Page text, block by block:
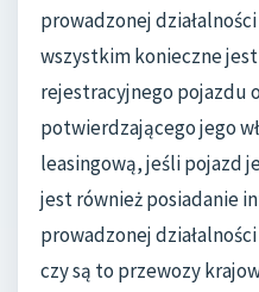
prowadzonej
wszystkim konieczne
rejestracyjnego pojazdu
potwierdzającego jego
leasingową, jeśli pojazd
jest również posiadanie
prowadzonej
czy są to przewozy